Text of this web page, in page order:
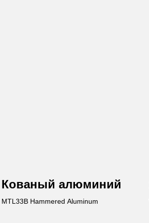
Кованый алюминий
MTL33B Hammered Aluminum